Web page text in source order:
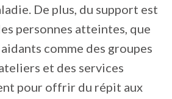
De plus, du support est
personnes atteintes, que
comme des groupes
et des services
pour offrir du répit aux